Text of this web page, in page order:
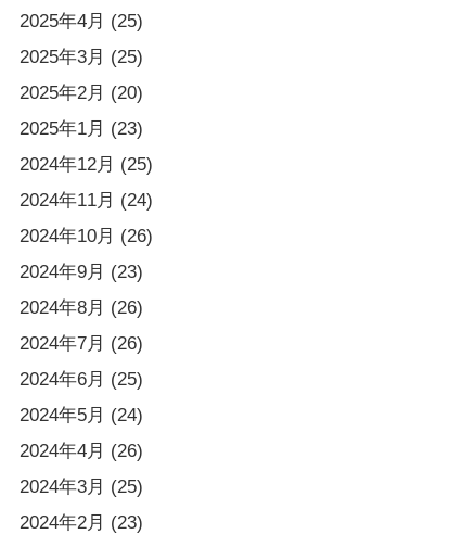
2025年4月 (25)
2025年3月 (25)
2025年2月 (20)
2025年1月 (23)
2024年12月 (25)
2024年11月 (24)
2024年10月 (26)
2024年9月 (23)
2024年8月 (26)
2024年7月 (26)
2024年6月 (25)
2024年5月 (24)
2024年4月 (26)
2024年3月 (25)
2024年2月 (23)